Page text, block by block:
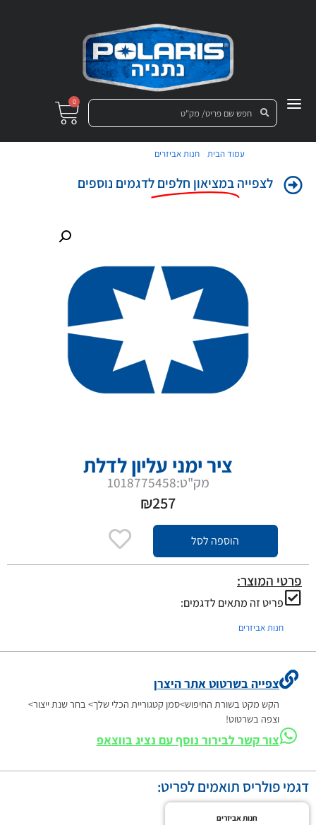
0
עמוד הבית חנות אביזרים
לצפייהבמציאון חלפים לדגמים נוספים
ציר ימני עליון לדלת
מק"ט:1018775458
₪257
הוספה לסל
פרטי המוצר:
פריט זה מתאים לדגמים:
חנות אביזרים
צפייה בשרטוט אתר היצרן
הקש מקט בשורת החיפוש>סמן קטגוריית הכלי שלך> בחר שנת ייצור>
וצפה בשרטוט!
צור קשר לבירור נוסף עם נציג בווצאפ
דגמי פולריס תואמים לפריט:
חנות אביזרים